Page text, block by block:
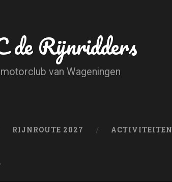
Rijnridders
motorclub van Wageningen
RIJNROUTE 2027 ACTIVITEITEN